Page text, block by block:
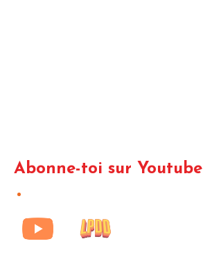
Abonne-toi sur Youtube